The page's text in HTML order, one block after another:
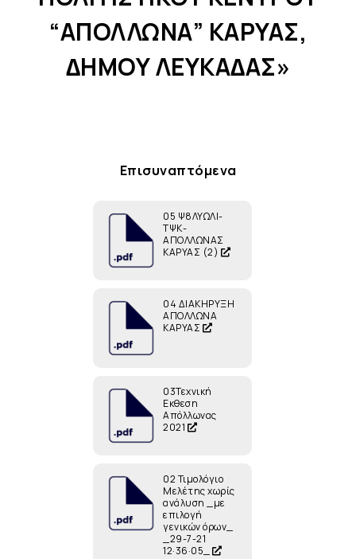
“ΑΠΟΛΛΩΝΑ” ΚΑΡΥΑΣ,
∆ΗΜΟΥ ΛΕΥΚΑ∆ΑΣ»
Επισυναπτόμενα
05 Ψ8ΛΥΩΛΙ-
ΤΨΚ-
AΠΟΛΛΩΝΑΣ
ΚΑΡΥΑΣ (2)
04 ΔΙΑΚΗΡΥΞΗ
ΑΠΟΛΛΩΝΑ
ΚΑΡΥΑΣ
03Τεχνική
Εκθεση
Απόλλωνας
2021
02 Τιμολόγιο
Μελέτης χωρίς
ανάλυση _με
επιλογή
γενικών όρων_
_29-7-21
12·36·05_